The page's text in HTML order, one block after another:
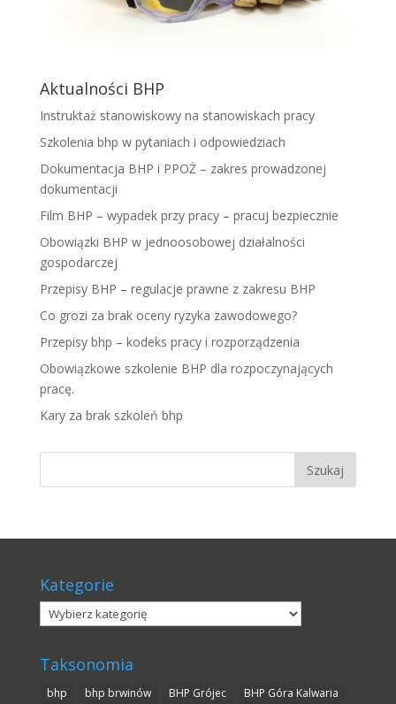
Aktualności BHP
Instruktaż stanowiskowy na stanowiskach pracy
Szkolenia bhp w pytaniach i odpowiedziach
Dokumentacja BHP i PPOŻ – zakres prowadzonej
dokumentacji
Film BHP – wypadek przy pracy – pracuj bezpiecznie
Obowiązki BHP w jednoosobowej działalności
gospodarczej
Przepisy BHP – regulacje prawne z zakresu BHP
Co grozi za brak oceny ryzyka zawodowego?
Przepisy bhp – kodeks pracy i rozporządzenia
Obowiązkowe szkolenie BHP dla rozpoczynających
pracę.
Kary za brak szkoleń bhp
Kategorie
Kategorie
Taksonomia
bhp bhp brwinów BHP Grójec
BHP Góra Kalwaria